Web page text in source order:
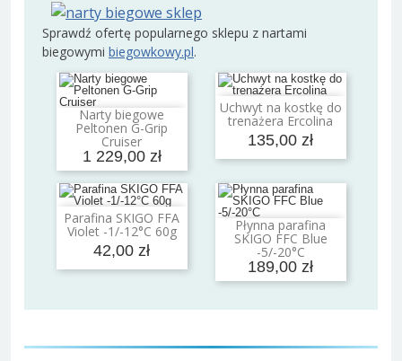
Sprawdź ofertę popularnego sklepu z nartami
biegowymi biegowkowy.pl.
Narty biegowe
Peltonen G-Grip
Cruiser
1 229,00 zł
Dodaj do koszyka
Uchwyt na kostkę do
trenażera Ercolina
135,00 zł
Dodaj do koszyka
Parafina SKIGO FFA
Violet -1/-12°C 60g
42,00 zł
Dodaj do koszyka Płynna parafina
SKIGO FFC Blue
-5/-20°C
189,00 zł
Dodaj do koszyka